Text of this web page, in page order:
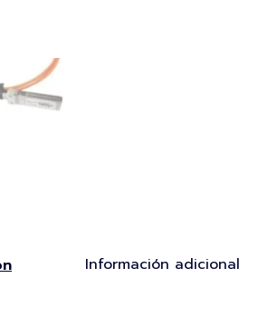
Información adicional